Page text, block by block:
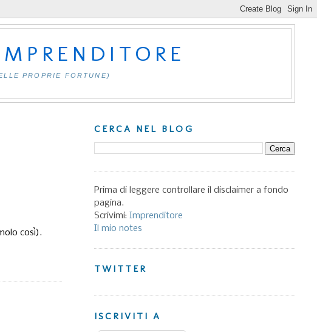
PROPRIE FORTUNE)
così).
CERCA NEL BLOG
Prima di leggere controllare il disclaimer a fondo
pagina.
Scrivimi: Imprenditore
Il mio notes
TWITTER
ISCRIVITI A